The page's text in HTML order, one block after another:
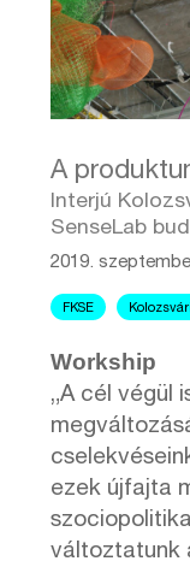
A
Interjú
SenseLab
2019.
FKSE
Workship
„A cél végül
ezek újfajta
változtatunk